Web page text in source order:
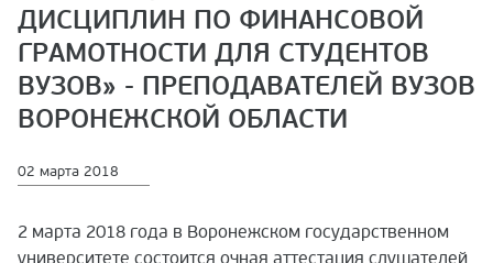
ДИСЦИПЛИН ПО ФИНАНСОВОЙ
ГРАМОТНОСТИ ДЛЯ СТУДЕНТОВ
ВУЗОВ» - ПРЕПОДАВАТЕЛЕЙ ВУЗОВ
ВОРОНЕЖСКОЙ ОБЛАСТИ
02 марта 2018
2 марта 2018 года в Воронежском государственном
университете состоится очная аттестация слушателей